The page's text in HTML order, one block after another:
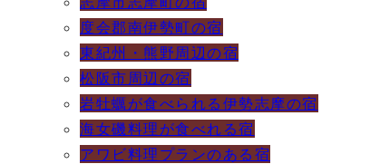
度会郡南伊勢町の宿
東紀州・熊野周辺の宿
松阪市周辺の宿
岩牡蠣が食べられる伊勢志摩の宿
海女磯料理が食べれる宿
アワビ料理プランのある宿